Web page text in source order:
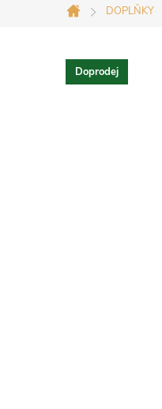
Domů
DOPLŇKY
Doprodej